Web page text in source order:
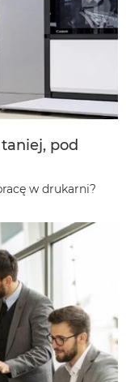
pod
w drukarni?